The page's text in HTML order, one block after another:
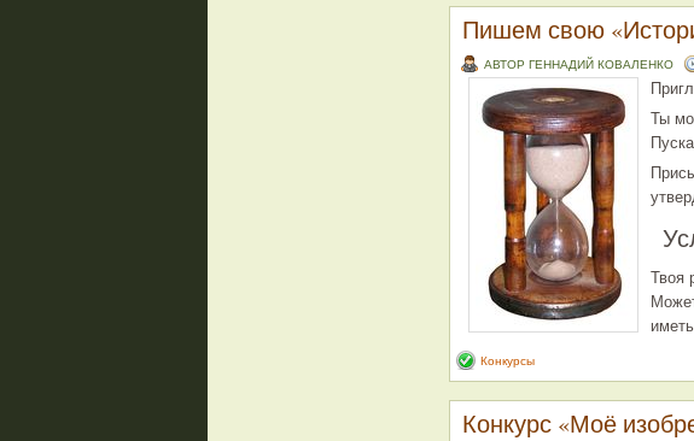
Пишем свою
АВТОР ГЕННАДИЙ КОВАЛЕНКО
Ты
Твоя
Конкурсы
Конкурс «Моё